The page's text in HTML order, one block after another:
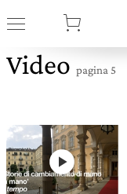
Video pagina 5